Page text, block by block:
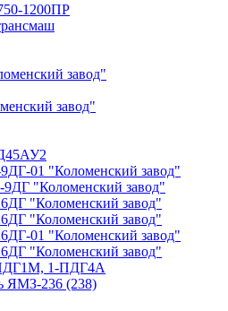
1200ПР
завод"
завод"
9ДГ-01 "Коломенский завод"
9ДГ "Коломенский завод"
"Коломенский завод"
"Коломенский завод"
01 "Коломенский завод"
"Коломенский завод"
ПДГ1М, 1-ПДГ4А
ЯМЗ-236 (238)